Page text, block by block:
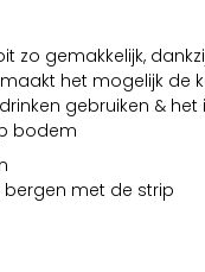
zo gemakkelijk,
het mogelijk de
gebruiken &
bodem
met de strip